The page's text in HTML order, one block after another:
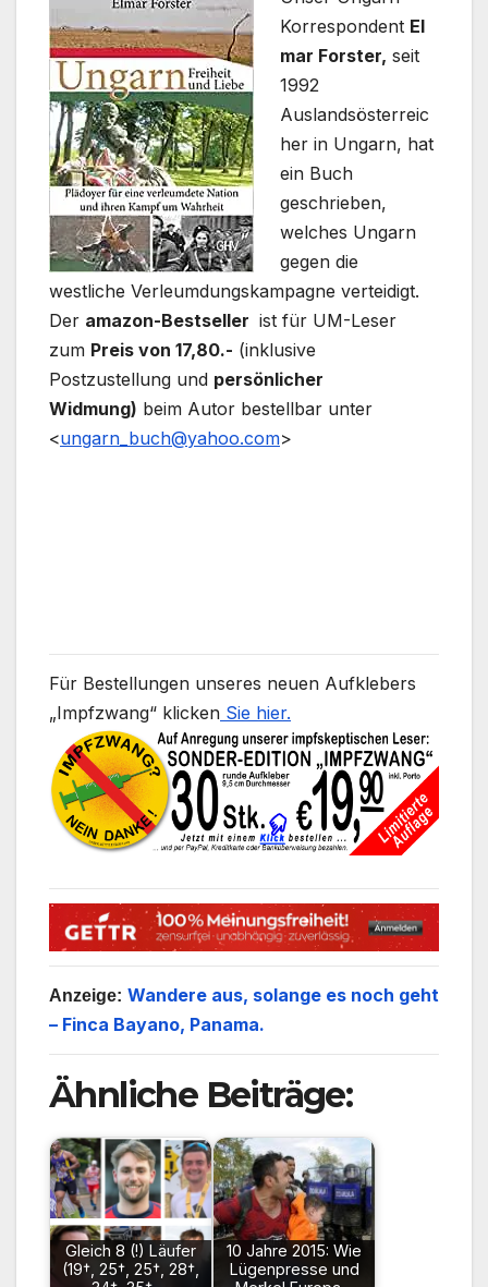
Korrespondent El
mar Forster, seit
1992
Auslandsösterreic
her in Ungarn, hat
ein Buch
geschrieben,
welches Ungarn
gegen die
westliche Verleumdungskampagne verteidigt.
Der amazon-Bestseller ist für UM-Leser
zum Preis von 17,80.- (inklusive
Postzustellung und persönlicher
Widmung) beim Autor bestellbar unter
<ungarn_buch@yahoo.com>
Für Bestellungen unseres neuen Aufklebers
„Impfzwang“ klicken Sie hier.
Anzeige: Wandere aus, solange es noch geht
– Finca Bayano, Panama.
Ähnliche Beiträge:
Gleich 8 (!) Läufer
(19†, 25†, 25†, 28†,
10 Jahre 2015: Wie
Lügenpresse und